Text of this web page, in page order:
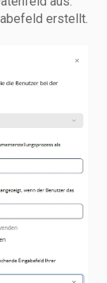
erstellt.